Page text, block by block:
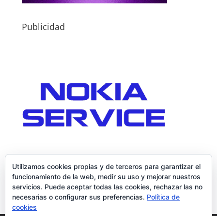
Publicidad
Utilizamos cookies propias y de terceros para garantizar el
funcionamiento de la web, medir su uso y mejorar nuestros
servicios. Puede aceptar todas las cookies, rechazar las no
necesarias o configurar sus preferencias. Política de
cookies